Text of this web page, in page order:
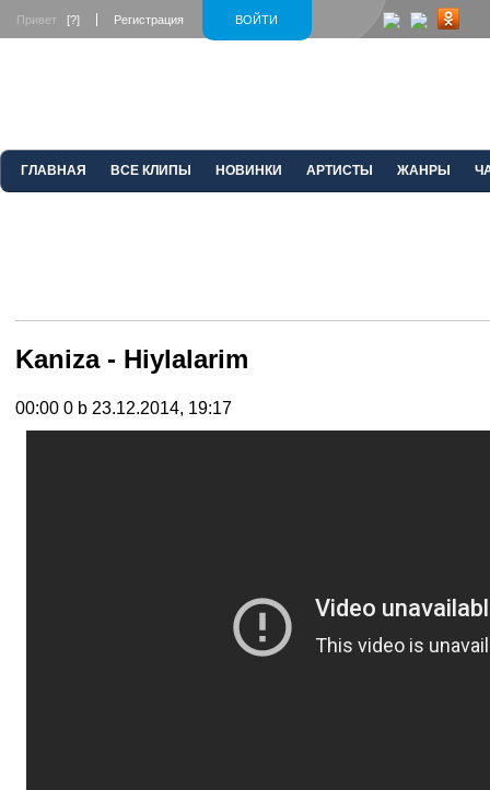
ВОЙТИ
Привет [?] Регистрация
ГЛАВНАЯ ВСЕ КЛИПЫ НОВИНКИ АРТИСТЫ ЖАНРЫ
Kaniza - Hiylalarim
00:00 0 b 23.12.2014, 19:17